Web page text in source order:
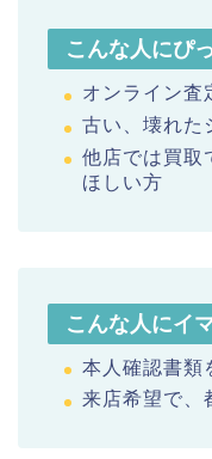
こんな人にぴ
オンライン査
古い、壊れた
他店では買取
ほしい方
こんな人にイ
本人確認書類
来店希望で、